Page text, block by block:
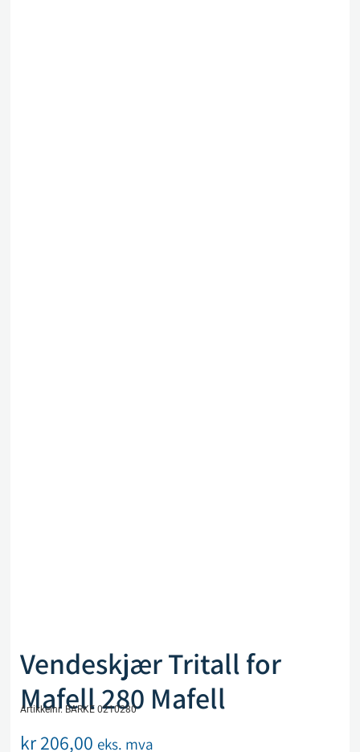
Vendeskjær Tritall for
Mafell 280 Mafell
Artikkelnr. BARKE 0210280
kr206,00 eks. mva